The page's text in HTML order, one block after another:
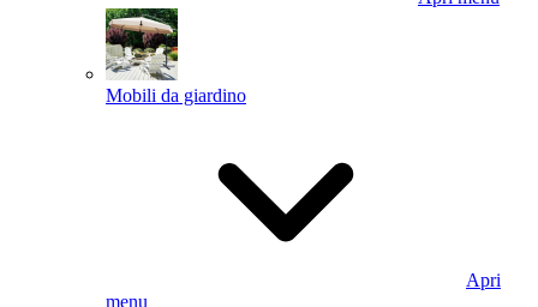
Mobili da giardino
Apri
menu